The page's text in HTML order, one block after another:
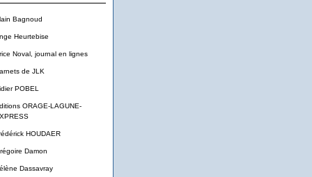
Bagnoud
Heurtebise
Noval, journal en lignes
de JLK
POBEL
ORAGE-LAGUNE-
HOUDAER
Damon
Dassavray